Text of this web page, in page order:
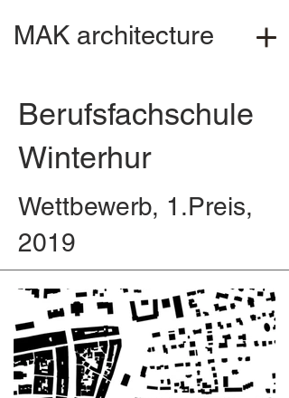
MAK architecture
Berufsfachschule
Winterhur
Wettbewerb, 1.Preis,
2019